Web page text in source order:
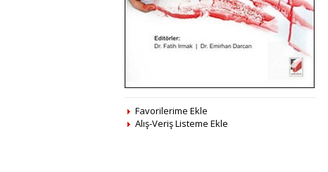
Favorilerime Ekle
Alış-Veriş Listeme Ekle